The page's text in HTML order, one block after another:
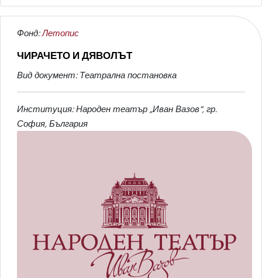
Фонд:Летопис
ЧИРАЧЕТО И ДЯВОЛЪТ
Вид документ: Театрална постановка
Институция: Народен театър „Иван Вазов“, гр.
София, България